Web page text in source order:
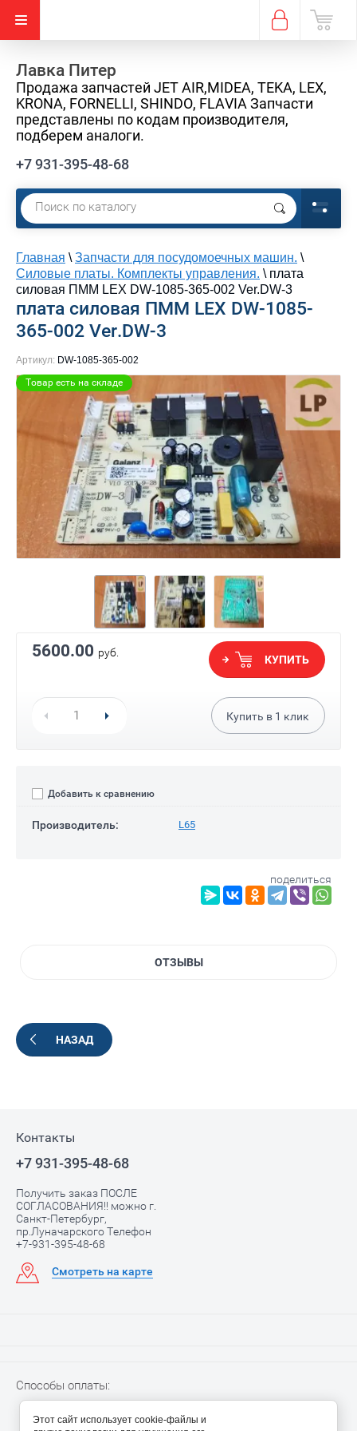
Лавка Питер
Продажа запчастей JET AIR,MIDEA, TEKA, LEX,
KRONA, FORNELLI, SHINDO, FLAVIA Запчасти
представлены по кодам производителя,
подберем аналоги.
+7 931-395-48-68
Главная \ Запчасти для посудомоечных машин. \
Силовые платы. Комплекты управления. \ плата
силовая ПММ LEX DW-1085-365-002 Ver.DW-3
плата силовая ПММ LEX DW-1085-
365-002 Ver.DW-3
Артикул: DW-1085-365-002
Товар есть на складе
5600.00 руб.
КУПИТЬ
Купить в 1 клик
Добавить к сравнению
Производитель: L65
поделиться
ОТЗЫВЫ
НАЗАД
Контакты
+7 931-395-48-68
Получить заказ ПОСЛЕ
СОГЛАСОВАНИЯ!! можно г.
Санкт-Петербург,
пр.Луначарского Телефон
+7-931-395-48-68
Смотреть на карте
Способы оплаты:
Этот сайт использует cookie-файлы и